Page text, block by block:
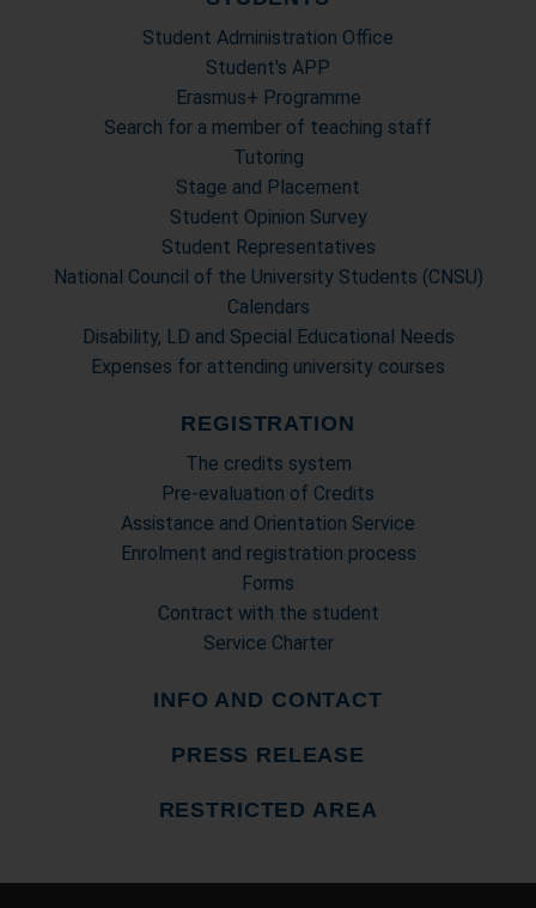
Student Administration Office
Student's APP
Erasmus+ Programme
Search for a member of teaching staff
Tutoring
Stage and Placement
Student Opinion Survey
Student Representatives
National Council of the University Students (CNSU)
Calendars
Disability, LD and Special Educational Needs
Expenses for attending university courses
REGISTRATION
The credits system
Pre-evaluation of Credits
Assistance and Orientation Service
Enrolment and registration process
Forms
Contract with the student
Service Charter
INFO AND CONTACT
PRESS RELEASE
RESTRICTED AREA